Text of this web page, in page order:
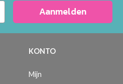
Aanmelden
KONTO
Mijn